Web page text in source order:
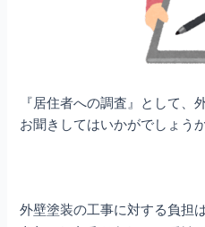
『居住者への調査』として、
お聞きしてはいかがでしょうか
外壁塗装の工事に対する負担